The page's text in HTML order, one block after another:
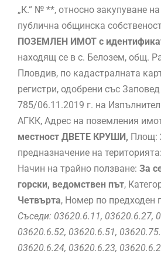
„К.“ № **, относно закупуване
публична общинска
ПОЗЕМЛЕН ИМОТ с
находящ се в с. Белозем, общ.
Пловдив, по кадастралната
регистри, одобрени със
785/06.11.2019 г. на
АГКК, Адрес на поземления
местност ДВЕТЕ КРУШИ, Площ:
предназначение на територията:
Начин на трайно ползване: За
горски, ведомствен път,
Четвърта, Номер по предходен
Съседи: 03620.6.11, 03620.6.27,
03620.6.52, 03620.6.51,
03620.6.24, 03620.6.23,